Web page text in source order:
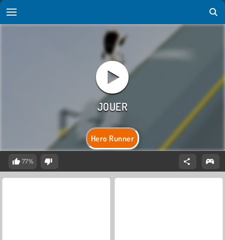
Hero Runner
77%